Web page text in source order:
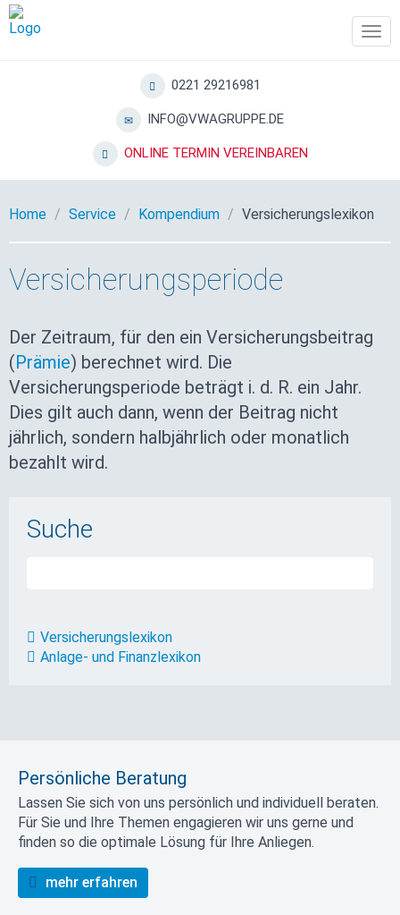
0221 29216981
INFO@VWAGRUPPE.DE
ONLINE TERMIN VEREINBAREN
Home Service Kompendium Versicherungslexikon
Versicherungsperiode
Der Zeitraum, für den ein Versicherungsbeitrag
(Prämie) berechnet wird. Die
Versicherungsperiode beträgt i. d. R. ein Jahr.
Dies gilt auch dann, wenn der Beitrag nicht
jährlich, sondern halbjährlich oder monatlich
bezahlt wird.
Suche
Versicherungslexikon
Anlage- und Finanzlexikon
Persönliche Beratung
Lassen Sie sich von uns persönlich und individuell beraten.
Für Sie und Ihre Themen engagieren wir uns gerne und
finden so die optimale Lösung für Ihre Anliegen.
mehr erfahren